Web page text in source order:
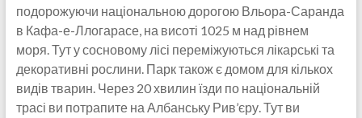
подорожуючи національною дорогою Вльора-Саранда
в Кафа-е-Ллогарасе, на висоті 1025 м над рівнем
моря. Тут у сосновому лісі переміжуються лікарські та
декоративні рослини. Парк також є домом для кількох
видів тварин. Через 20 хвилин їзди по національній
трасі ви потрапите на Албанську Рив’єру. Тут ви